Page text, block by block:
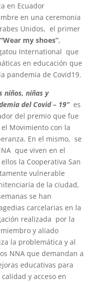
en Ecuador
en una ceremonia
Unidos, el primer
“Wear my shoes”,
International que
en educación que
pandemia de Covid19.
niños, niñas y
del Covid – 19”es
del premio que fue
Movimiento con la
En el mismo, se
que viven en el
la Cooperativa San
vulnerable
de la ciudad,
se han
carcelarias en la
realizada por la
y aliado
la problemática y al
NNA que demandan a
educativas para
y acceso en